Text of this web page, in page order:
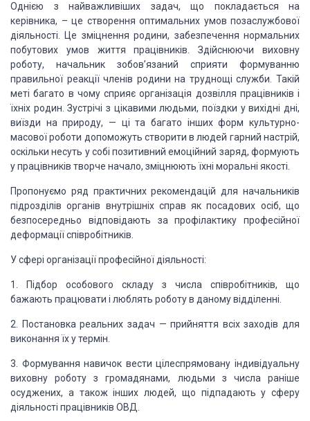
Однією з найважливіших задач, що покладається на
керівника, – це створення оптимальних умов позаслужбової
діяльності. Це зміцнення родини, забезпечення нормальних
побутових умов життя працівників. Здійснюючи виховну
роботу, начальник зобов’язаний сприяти формуванню
правильної реакції членів родини на труднощі служби. Такій
меті багато в чому сприяє організація дозвілля працівників і
їхніх родин. Зустрічі з цікавими людьми, поїздки у вихідні дні,
виїзди на природу, — ці та багато інших форм культурно-
масової роботи допоможуть створити в людей гарний настрій,
оскільки несуть у собі позитивний емоційний заряд, формують
у працівників творче начало, зміцнюють їхні моральні якості.
Пропонуємо ряд практичних рекомендацій для начальників
підрозділів органів внутрішніх справ як посадових осіб, що
безпосередньо відповідають за профілактику професійної
деформаціїспівробітників.
У сфері організації професійної діяльності:
1. Підбор особового складу з числа співробітників, що
бажають працювати і люблять роботу в даному відділенні.
2. Постановка реальних задач — прийняття всіх заходів для
виконання їх у термін.
3. Формування навичок вести цілеспрямовану індивідуальну
виховну роботу з громадянами, людьми з числа раніше
осуджених, а також інших людей, що підпадають у сферу
діяльності працівників ОВД.